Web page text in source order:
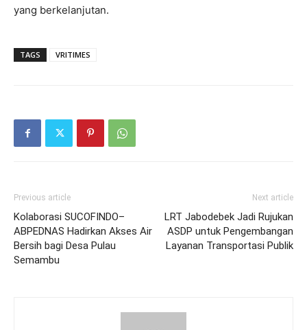
yang berkelanjutan.
TAGS VRITIMES
Previous article
Kolaborasi SUCOFINDO–
ABPEDNAS Hadirkan Akses Air
Bersih bagi Desa Pulau
Semambu
Next article
LRT Jabodebek Jadi Rujukan
ASDP untuk Pengembangan
Layanan Transportasi Publik